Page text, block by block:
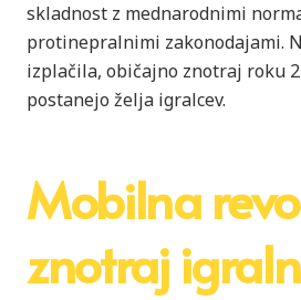
skladnost z mednarodnimi
protinepralnimi zakonodajami.
izplačila, običajno znotraj roku
postanejo želja igralcev.
Mobilna
znotraj